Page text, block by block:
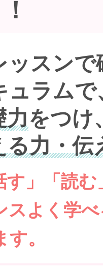
ッスン
ュラムで
力をつけ
る力・伝
す」「読
スよく学
。